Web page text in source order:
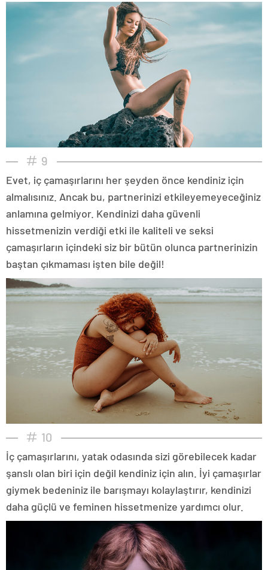
9
Evet, iç çamaşırlarını her şeyden önce kendiniz için
almalısınız. Ancak bu, partnerinizi etkileyemeyeceğiniz
anlamına gelmiyor. Kendinizi daha güvenli
hissetmenizin verdiği etki ile kaliteli ve seksi
çamaşırların içindeki siz bir bütün olunca partnerinizin
baştan çıkmaması işten bile değil!
10
İç çamaşırlarını, yatak odasında sizi görebilecek kadar
şanslı olan biri için değil kendiniz için alın. İyi çamaşırlar
giymek bedeniniz ile barışmayı kolaylaştırır, kendinizi
daha güçlü ve feminen hissetmenize yardımcı olur.